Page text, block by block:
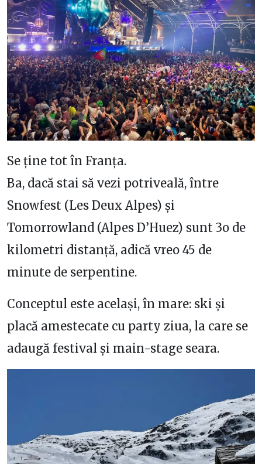
Se ține tot în Franța.
Ba, dacă stai să vezi potriveală, între
Snowfest (Les Deux Alpes) și
Tomorrowland (Alpes D’Huez) sunt 3o de
kilometri distanță, adică vreo 45 de
minute de serpentine.
Conceptul este același, în mare: ski și
placă amestecate cu party ziua, la care se
adaugă festival și main-stage seara.